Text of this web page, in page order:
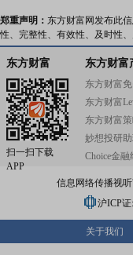
郑重声明： 东方财富网发布此
性、完整性、有效性、及时性
东方财富
扫一扫下载
APP
东方财富
东方财富
东方财富
东方财富
妙想投研
Choice金融
信息网络传播视听
沪ICP证
关于我们